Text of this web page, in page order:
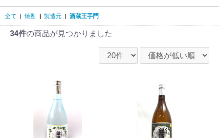
全て 焼酎 製造元 酒蔵王手門
34件の商品が見つかりました